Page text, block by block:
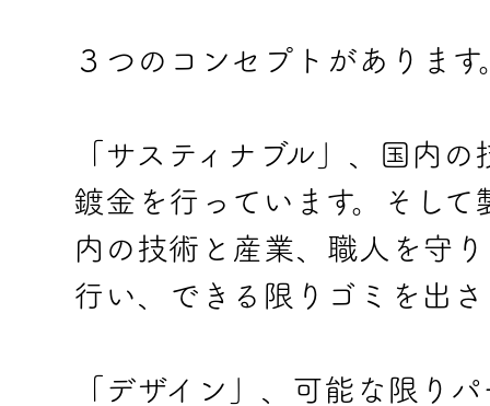
３つのコンセプトがあります
「サスティナブル」、国内
鍍金を行っています。そし
内の技術と産業、職人を守
行い、できる限りゴミを出
「デザイン」、可能な限り